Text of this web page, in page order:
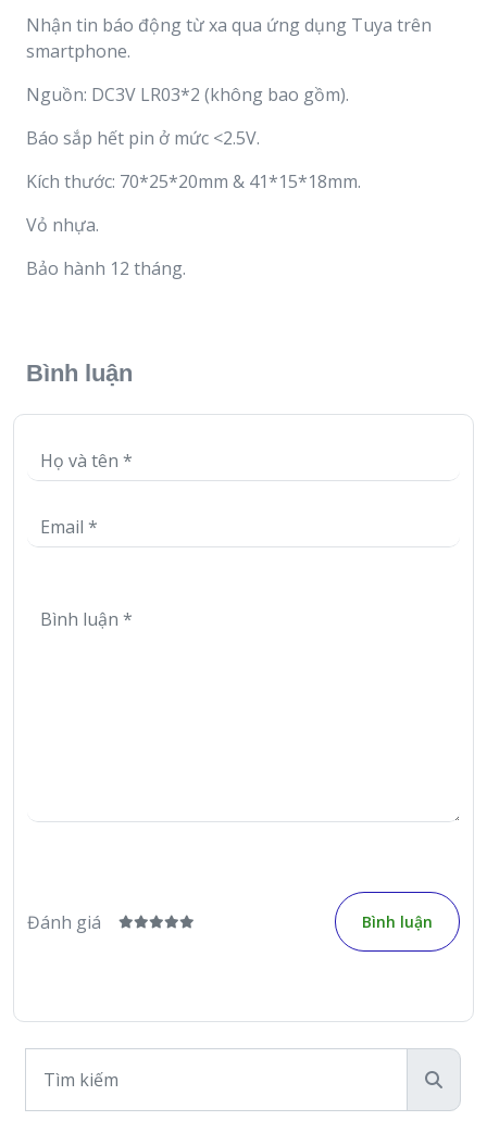
Nhận tin báo động từ xa qua ứng dụng Tuya trên
smartphone.
Nguồn: DC3V LR03*2 (không bao gồm).
Báo sắp hết pin ở mức <2.5V.
Kích thước: 70*25*20mm & 41*15*18mm.
Vỏ nhựa.
Bảo hành 12 tháng.
Bình luận
Đánh giá Bình luận